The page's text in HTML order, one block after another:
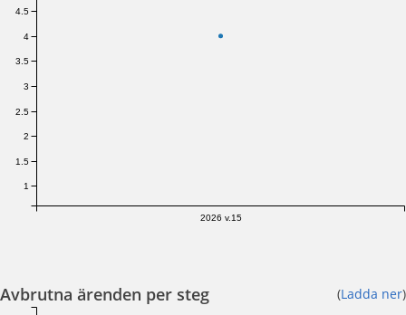
2026 v.15
1
1.5
2
2.5
3
3.5
4
4.5
Avbrutna ärenden per steg (Ladda ner)